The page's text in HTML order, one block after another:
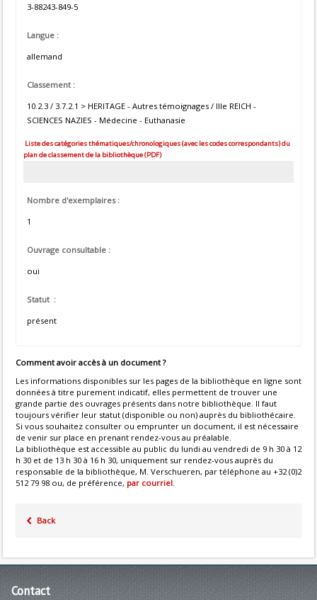
3-88243-849-5
Langue :
allemand
Classement :
10.2.3 / 3.7.2.1 > HERITAGE - Autres témoignages / IIIe REICH -
SCIENCES NAZIES - Médecine - Euthanasie
Liste des catégories thématiques/chronologiques (avec les codes correspondants) du
plan de classement de la bibliothèque (PDF)
Nombre d'exemplaires :
1
Ouvrage consultable :
oui
Statut :
présent
Comment avoir accès à un document ?
Les informations disponibles sur les pages de la bibliothèque en ligne sont
données à titre purement indicatif, elles permettent de trouver une
grande partie des ouvrages présents dans notre bibliothèque. Il faut
toujours vérifier leur statut (disponible ou non) auprès du bibliothécaire.
Si vous souhaitez consulter ou emprunter un document, il est nécessaire
de venir sur place en prenant rendez-vous au préalable.
La bibliothèque est accessible au public du lundi au vendredi de 9 h 30 à 12
h 30 et de 13 h 30 à 16 h 30, uniquement sur rendez-vous auprès du
responsable de la bibliothèque, M. Verschueren, par téléphone au +32 (0)2
512 79 98 ou, de préférence, par courriel.
Back
Contact